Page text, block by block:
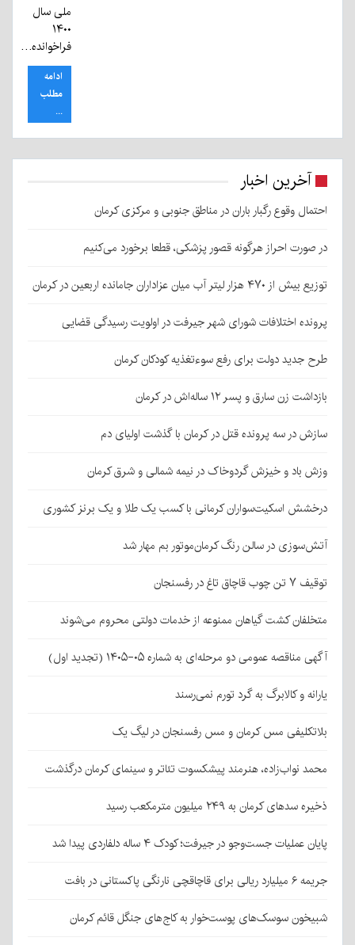
ملی سال
۱۴۰۰
فرا‌خوانده…
ادامه
مطلب
...
آخرین اخبار
احتمال وقوع رگبار باران در مناطق جنوبی و مرکزی کرمان
در صورت احراز هرگونه قصور پزشکی، قطعا برخورد می‌کنیم
توزیع بیش از ۴۷۰ هزار لیتر آب میان عزاداران جامانده اربعین در کرمان
پرونده اختلافات شورای شهر جیرفت در اولویت رسیدگی قضایی
طرح جدید دولت برای رفع سوءتغذیه کودکان کرمان
بازداشت زن سارق و پسر ۱۲ ساله‌اش در کرمان
سازش در سه پرونده قتل در کرمان با گذشت اولیای دم
وزش باد و خیزش گردوخاک در نیمه شمالی و شرق کرمان
درخشش اسکیت‌سواران کرمانی با کسب یک طلا و یک برنز کشوری
آتش‌سوزی در سالن رنگ کرمان‌موتور بم مهار شد
توقیف ۷ تن چوب قاچاق تاغ در رفسنجان
متخلفان کشت گیاهان ممنوعه از خدمات دولتی محروم می‌شوند
آگهی مناقصه عمومی دو مرحله‌ای به شماره ۰۵-۱۴۰۵ (تجدید اول)
یارانه و کالابرگ به گرد تورم نمی‌رسند
بلاتکلیفی مس کرمان و مس رفسنجان در لیگ یک
محمد نواب‌زاده، هنرمند پیشکسوت تئاتر و سینمای کرمان درگذشت
ذخیره سدهای کرمان به ۲۴۹ میلیون مترمکعب رسید
پایان عملیات جست‌وجو در جیرفت؛ کودک ۴ ساله دلفاردی پیدا شد
جریمه ۶ میلیارد ریالی برای قاچاقچی نارنگی پاکستانی در بافت
شبیخون سوسک‌های پوست‌خوار به کاج‌های جنگل قائم کرمان